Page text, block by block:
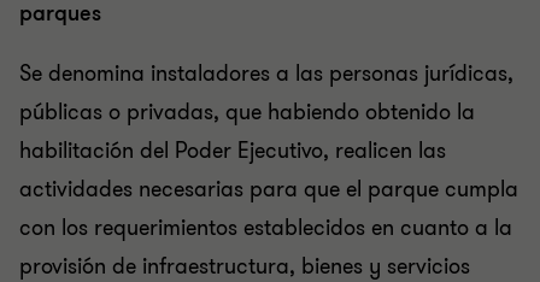
parques
Se denomina instaladores a las personas jurídicas,
públicas o privadas, que habiendo obtenido la
habilitación del Poder Ejecutivo, realicen las
actividades necesarias para que el parque cumpla
con los requerimientos establecidos en cuanto a la
provisión de infraestructura, bienes y servicios